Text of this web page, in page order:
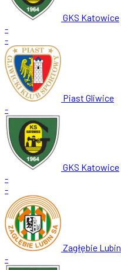
GKS Katowice
-
-
Piast Gliwice
-
GKS Katowice
-
-
Zagłębie Lubin
-